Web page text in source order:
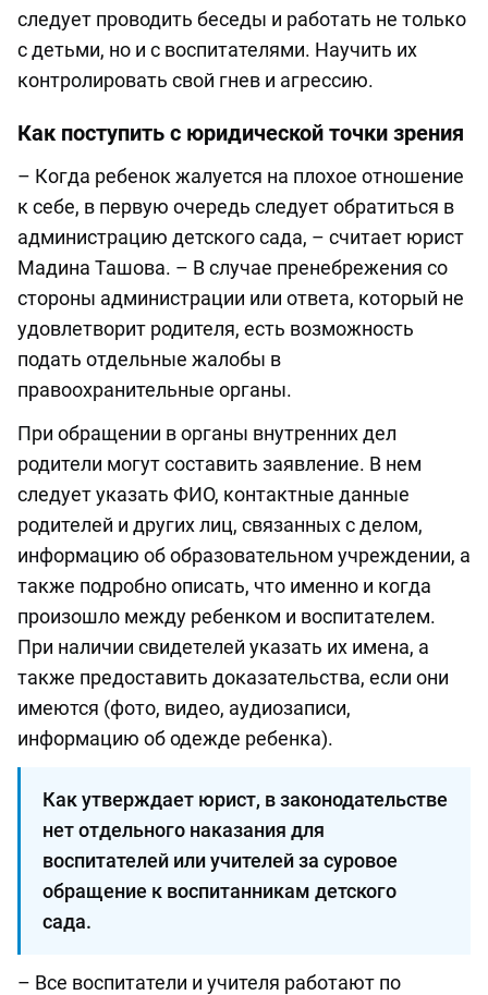
следует проводить беседы и работать не только
с детьми, но и с воспитателями. Научить их
контролировать свой гнев и агрессию.
Как поступить с юридической точки зрения
– Когда ребенок жалуется на плохое отношение
к себе, в первую очередь следует обратиться в
администрацию детского сада, – считает юрист
Мадина Ташова. – В случае пренебрежения со
стороны администрации или ответа, который не
удовлетворит родителя, есть возможность
подать отдельные жалобы в
правоохранительные органы.
При обращении в органы внутренних дел
родители могут составить заявление. В нем
следует указать ФИО, контактные данные
родителей и других лиц, связанных с делом,
информацию об образовательном учреждении, а
также подробно описать, что именно и когда
произошло между ребенком и воспитателем.
При наличии свидетелей указать их имена, а
также предоставить доказательства, если они
имеются (фото, видео, аудиозаписи,
информацию об одежде ребенка).
Как утверждает юрист, в законодательстве
нет отдельного наказания для
воспитателей или учителей за суровое
обращение к воспитанникам детского
сада.
– Все воспитатели и учителя работают по